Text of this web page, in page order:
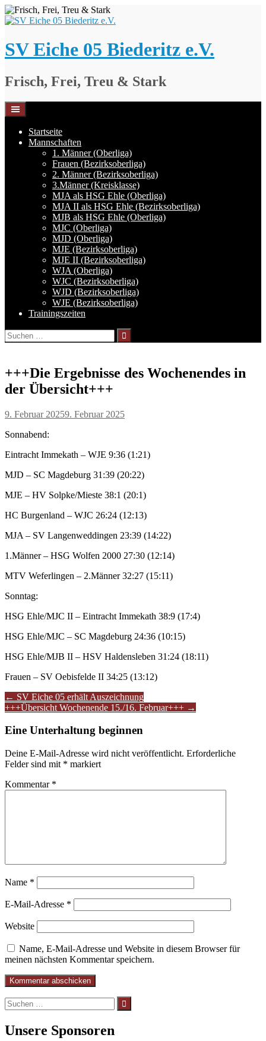
Springe
zum
SV Eiche 05 Biederitz e.V.
Frisch, Frei, Treu & Stark
Startseite
Mannschaften
1. Männer (Oberliga)
Frauen (Bezirksoberliga)
2. Männer (Bezirksoberliga)
3.Männer (Kreisklasse)
MJA als HSG Ehle (Oberliga)
MJA II als HSG Ehle (Bezirksoberliga)
MJB als HSG Ehle (Oberliga)
MJC (Oberliga)
MJD (Oberliga)
MJE (Bezirksoberliga)
MJE II (Bezirksoberliga)
WJA (Oberliga)
WJC (Bezirksoberliga)
WJD (Bezirksoberliga)
WJE (Bezirksoberliga)
Trainingszeiten
Suchen
nach:
+++Die Ergebnisse des Wochenendes in
der Übersicht+++
9. Februar 20259. Februar 2025
Sonnabend:
Eintracht Immekath – WJE 9:36 (1:21)
MJD – SC Magdeburg 31:39 (20:22)
MJE – HV Solpke/Mieste 38:1 (20:1)
HC Burgenland – WJC 26:24 (12:13)
MJA – SV Langenweddingen 23:39 (14:22)
1.Männer – HSG Wolfen 2000 27:30 (12:14)
MTV Weferlingen – 2.Männer 32:27 (15:11)
Sonntag:
HSG Ehle/MJC II – Eintracht Immekath 38:9 (17:4)
HSG Ehle/MJC – SC Magdeburg 24:36 (10:15)
HSG Ehle/MJB II – HSV Haldensleben 31:24 (18:11)
Frauen – SV Oebisfelde II 34:25 (13:12)
Artikel-
Navigation
← SV Eiche 05 erhält Auszeichnung
+++Übersicht Wochenende 15./16. Februar+++ →
Eine Unterhaltung beginnen
Deine E-Mail-Adresse wird nicht veröffentlicht. Erforderliche
Felder sind mit * markiert
Kommentar *
Name *
E-Mail-Adresse *
Website
Name, E-Mail-Adresse und Website in diesem Browser für
meinen nächsten Kommentar speichern.
Suchen
nach:
Unsere Sponsoren